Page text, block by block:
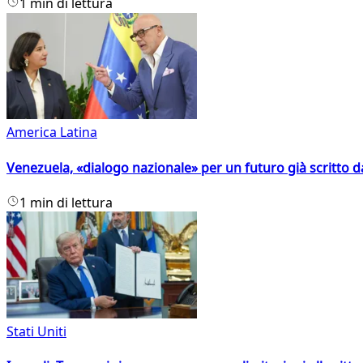
1 min di lettura
America Latina
Venezuela, «dialogo nazionale» per un futuro già scritto
1 min di lettura
Stati Uniti